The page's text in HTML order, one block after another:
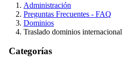
Administración
Preguntas Frecuentes - FAQ
Dominios
Traslado dominios
Categorías